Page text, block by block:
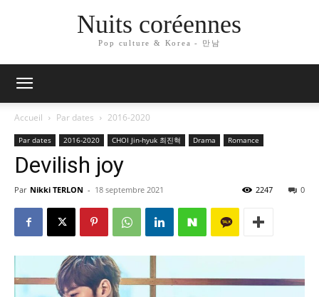
Nuits coréennes
Pop culture & Korea - 만남
Accueil Par dates 2016-2020
Par dates 2016-2020 CHOI Jin-hyuk 최진혁 Drama Romance
Devilish joy
Par Nikki TERLON - 18 septembre 2021 0
2247